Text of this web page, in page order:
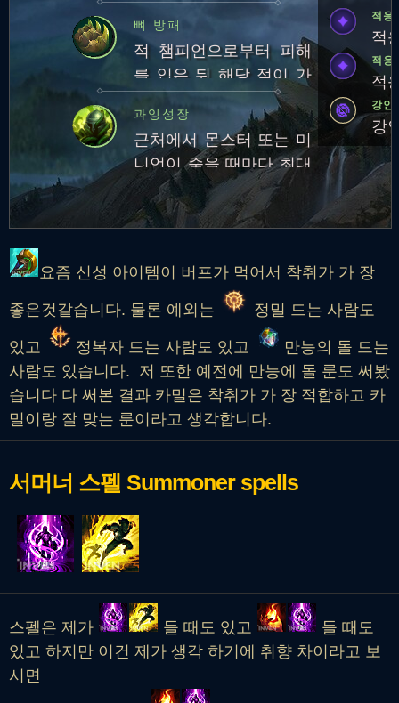
뼈 방패
적 챔피언으로부터 피해
를 입은 뒤 해당 적이 가
하는 3회의 스킬 및 기본
공격으로부터 25~50만큼
피해를 덜 받습니다.지속
시간: 1.5초재사용 대기시
간: 45초
과잉성장
근처에서 몬스터 또는 미
니언이 죽을 때마다 최대
체력 영구 증가
적응
적
적응
적
강인
강
요즘 신성 아이템이 버프가 먹어서 착취가 가 장
좋은것같습니다. 물론 예외는 정밀 드는 사람도
있고 정복자 드는 사람도 있고
만능의 돌 드는
사람도 있습니다. 저 또한 예전에 만능에 돌 룬도 써봤
습니다 다 써본 결과 카밀은 착취가 가 장 적합하고 카
밀이랑 잘 맞는 룬이라고 생각합니다.
서머너 스펠 Summoner spells
스펠은 제가 들 때도 있고
들 때도
있고 하지만 이건 제가 생각 하기에 취향 차이라고 보
시면